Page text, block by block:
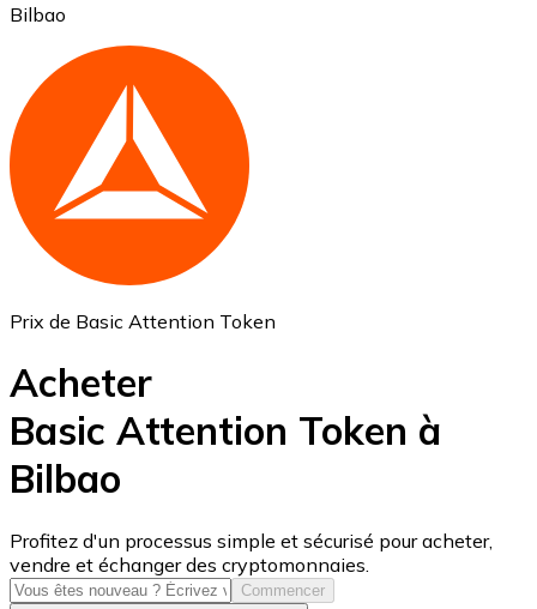
Ethereum
ETH
USD Coin
USDC
Bilbao
Prix de Basic Attention Token
Acheter
Basic Attention Token à
Bilbao
Profitez d'un processus simple et sécurisé pour acheter,
vendre et échanger des cryptomonnaies.
Commencer